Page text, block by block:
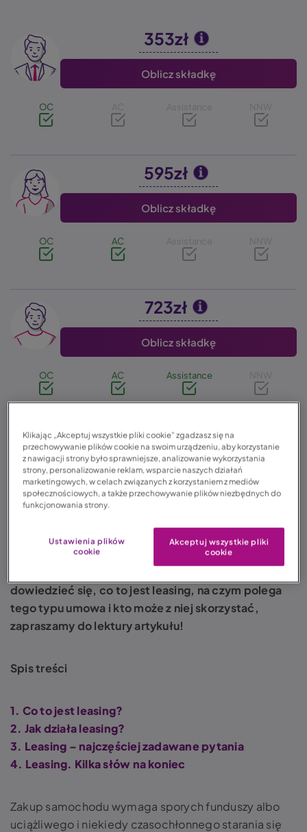
Image 353zł
Oblicz składkę
OC AC Assistance NNW
Image 595zł
Oblicz składkę
OC AC Assistance NNW
Image 723zł
Oblicz składkę
OC AC Assistance NNW
04.04.2022
Czas czytania: 4 min. 10 sek.
Ten atrakcyjny sposób na sfinansowanie samochodu
dowiedzieć się, co to jest leasing, na czym polega
tego typu umowa i kto może z niej skorzystać,
zapraszamy do lektury artykułu!
Spis treści
1. Co to jest leasing?
2. Jak działa leasing?
3. Leasing – najczęściej zadawane pytania
4. Leasing. Kilka słów na koniec
Zakup samochodu wymaga sporych funduszy albo
uciążliwego i niekiedy czasochłonnego starania się
Klikając „Akceptuj wszystkie pliki cookie” zgadzasz się na
przechowywanie plików cookie na swoim urządzeniu, aby korzystanie
z nawigacji strony było sprawniejsze, analizowanie wykorzystania
strony, personalizowanie reklam, wsparcie naszych działań
marketingowych, w celach związanych z korzystaniem z mediów
społecznościowych, a także przechowywanie plików niezbędnych do
funkcjonowania strony.
Ustawienia plików
cookie
Akceptuj wszystkie pliki
cookie